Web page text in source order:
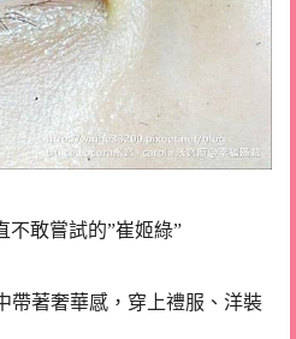
不敢嘗試的”崔姬綠”
帶著奢華感，穿上禮服、洋裝